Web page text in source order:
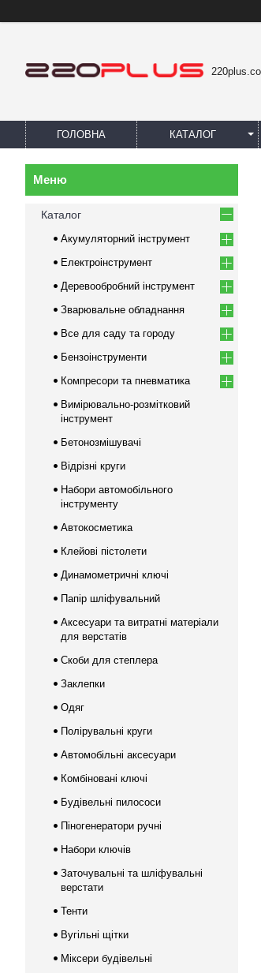
ГОЛОВНА КАТАЛОГ
Каталог
Акумуляторний інструмент
Електроінструмент
Деревообробний інструмент
Зварювальне обладнання
Все для саду та городу
Бензоінструменти
Компресори та пневматика
Вимірювально-розмітковий
інструмент
Бетонозмішувачі
Відрізні круги
Набори автомобільного
інструменту
Автокосметика
Клейові пістолети
Динамометричні ключі
Папір шліфувальний
Аксесуари та витратні матеріали
для верстатів
Скоби для степлера
Заклепки
Одяг
Полірувальні круги
Автомобільні аксесуари
Комбіновані ключі
Будівельні пилососи
Піногенератори ручні
Набори ключів
Заточувальні та шліфувальні
верстати
Тенти
Вугільні щітки
Міксери будівельні